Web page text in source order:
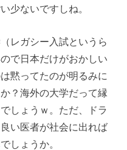
少ないですしね。
レガシー入試というら
で日本だけがおかしい
黙ってたのが明るみに
？海外の大学だって縁
しょうｗ。ただ、ドラ
い医者が社会に出れば
しょうか。